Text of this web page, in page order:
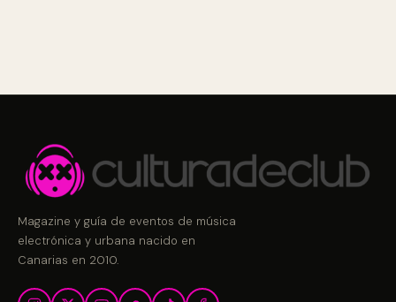
Magazine y guía de eventos de música
electrónica y urbana nacido en
Canarias en 2010.